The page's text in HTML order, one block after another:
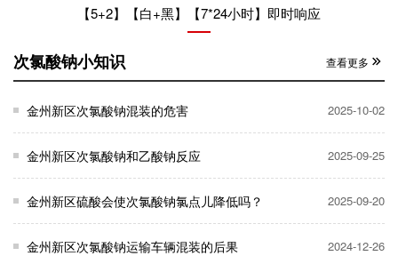
【5+2】【白+黑】【7*24小时】即时响应
次氯酸钠小知识 查看更多
金州新区次氯酸钠混装的危害 2025-10-02
金州新区次氯酸钠和乙酸钠反应 2025-09-25
金州新区硫酸会使次氯酸钠氯点儿降低吗？ 2025-09-20
金州新区次氯酸钠运输车辆混装的后果 2024-12-26